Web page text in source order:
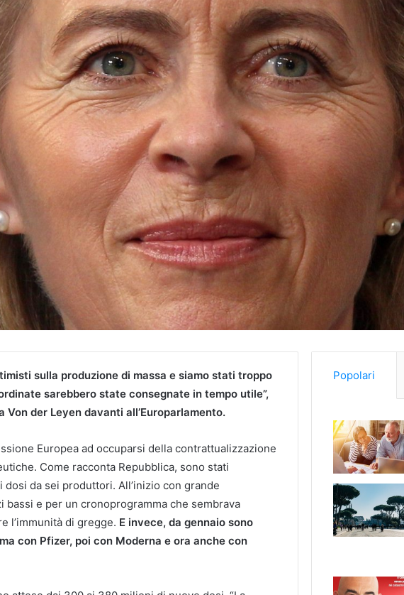
sulla produzione di massa e siamo stati troppo
sarebbero state consegnate in tempo utile”,
Von der Leyen davanti all’Europarlamento.
Europea ad occuparsi della contrattualizzazione
Come racconta Repubblica, sono stati
da sei produttori. All’inizio con grande
bassi e per un cronoprogramma che sembrava
l’immunità di gregge. E invece, da gennaio sono
con Pfizer, poi con Moderna e ora anche con
Popolari